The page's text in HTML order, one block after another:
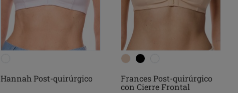
Hannah Post-quirúrgico
Frances Post-quirúrgico
con Cierre Frontal